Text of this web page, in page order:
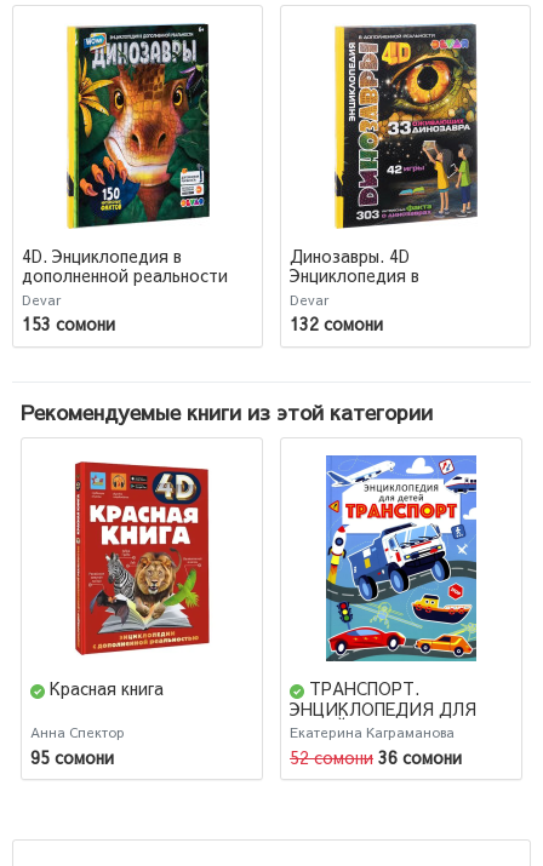
4D. Энциклопедия в
дополненной реальности
WOW! Динозавры
Devar
153 сомони
Динозавры. 4D
Энциклопедия в
дополненной реальности
Devar
132 сомони
Рекомендуемые книги из этой категории
Красная книга
Анна Спектор
95 сомони
ТРАНСПОРТ.
ЭНЦИКЛОПЕДИЯ ДЛЯ
ДЕТЕЙ (голубая)
мат.ламин. выбор.лак,
офсет 215х288
Екатерина Каграманова
52 сомони 36 сомони